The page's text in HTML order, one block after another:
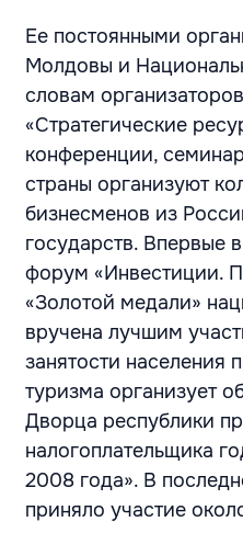
Ее постоянными
Молдовы и
словам
«Стратегические
конференции,
страны организуют
бизнесменов из
государств. Впервые
форум «Инвестиции.
«Золотой медали»
вручена лучшим
занятости населения
туризма организует
Дворца республики
налогоплательщика
2008 года». В
приняло участие